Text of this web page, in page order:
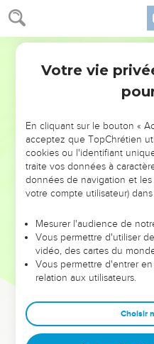
NE MANQUEZ
DE
ET SI LEURS ERREURS
leur foi ou leur vision. Mais
et les saisons difficiles qu'ils
sont elles qui
Dans cette conférence,
clés pour avancer avec plus
deviennent vos tremplins.
Votre vie
En cliquant sur le bouton «
acceptez que TopChrétien
cookies ou l'identifiant
traite vos données à
données de navigation et
votre compte utilisateur)
Mesurer l'audience de
Vous permettre d'utiliser
vidéo, des cartes du
Vous permettre d'entrer
relation aux utilisateurs.
Choisir